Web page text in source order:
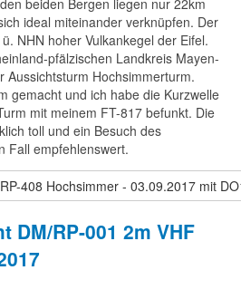
beiden Bergen liegen nur 22km
ideal miteinander verknüpfen. Der
NHN hoher Vulkankegel der Eifel.
pfälzischen Landkreis Mayen-
Aussichtsturm Hochsimmerturm.
gemacht und ich habe die Kurzwelle
mit meinem FT-817 befunkt. Die
toll und ein Besuch des
Fall empfehlenswert.
408 Hochsimmer - 03.09.2017 mit
DM/RP-001 2m VHF